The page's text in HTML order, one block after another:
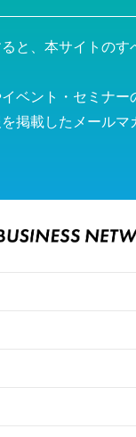
と、本サイトのす
ベント・セミナー
掲載したメールマ